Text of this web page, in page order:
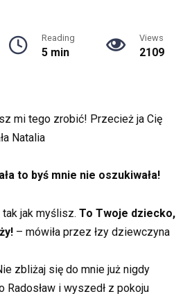
Reading
5 min
Views
2109
mi tego zrobić! Przecież ja Cię
Natalia
to byś mnie nie oszukiwała!
jak myślisz. To Twoje dziecko,
– mówiła przez łzy dziewczyna
zbliżaj się do mnie już nigdy
Radosław i wyszedł z pokoju